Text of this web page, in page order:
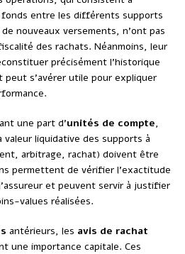
entre les différents supports
nouveaux versements, n’ont pas
des rachats. Néanmoins, leur
précisément l’historique
s’avérer utile pour expliquer
une part d’unités de compte,
liquidative des supports à
arbitrage, rachat) doivent être
permettent de vérifier l’exactitude
et peuvent servir à justifier
values réalisées.
antérieurs, les avis de rachat
une importance capitale. Ces